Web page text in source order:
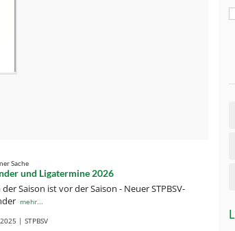
Sache
und Ligatermine 2026
der Saison ist vor der Saison - Neuer STPBSV-
mehr...
| STPBSV